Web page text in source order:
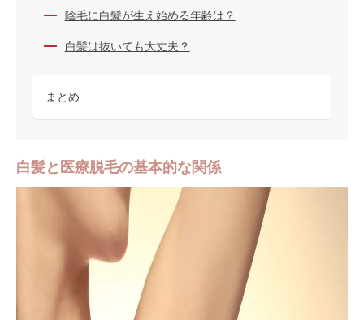
陰毛に白髪が生え始める年齢は？
白髪は抜いても大丈夫？
まとめ
白髪と医療脱毛の基本的な関係